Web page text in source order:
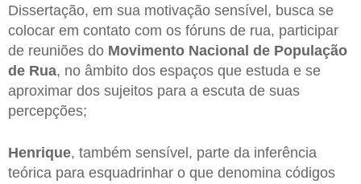
Dissertação, em sua motivação sensível, busca se
colocar em contato com os fóruns de rua, participar
de reuniões do Movimento Nacional de População
de Rua, no âmbito dos espaços que estuda e se
aproximar dos sujeitos para a escuta de suas
percepções;
Henrique, também sensível, parte da inferência
teórica para esquadrinhar o que denomina códigos